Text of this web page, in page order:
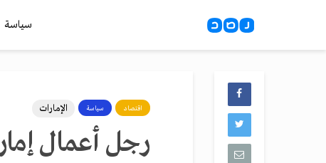
سياسة
اقتصاد سياسة الإمارات
رجل أعمال